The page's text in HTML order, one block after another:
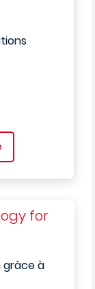
for
grâce à